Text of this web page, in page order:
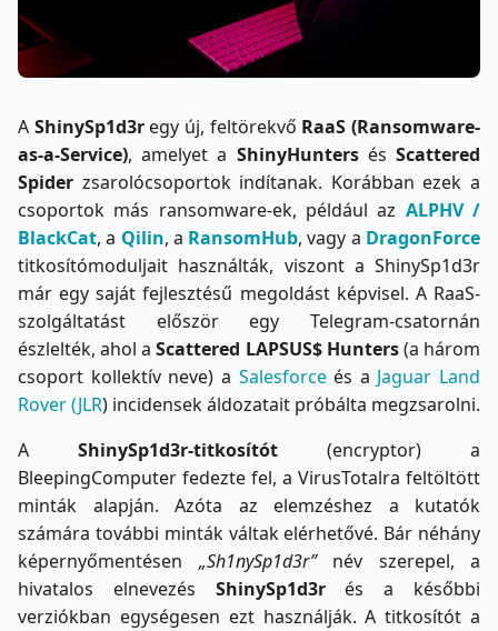
A ShinySp1d3regy új, feltörekvő RaaS (Ransomware-
as-a-Service), amelyet a ShinyHuntersésScattered
Spider zsarolócsoportok indítanak. Korábban ezek a
csoportok más ransomware-ek, például az ALPHV /
BlackCat, a Qilin, a RansomHub, vagy a DragonForce
titkosítómoduljait használták, viszont a ShinySp1d3r
már egy saját fejlesztésű megoldást képvisel. A RaaS-
szolgáltatást először egy Telegram-csatornán
észlelték, ahol aScattered LAPSUS$ Hunters(a három
csoport kollektív neve) a Salesforceés a Jaguar Land
Rover (JLR) incidensek áldozatait próbálta megzsarolni.
A ShinySp1d3r-titkosítót (encryptor) a
BleepingComputer fedezte fel, a VirusTotalra feltöltött
minták alapján. Azóta az elemzéshez a kutatók
számára további minták váltak elérhetővé. Bár néhány
képernyőmentésen „Sh1nySp1d3r”név szerepel, a
hivatalos elnevezés ShinySp1d3rés a későbbi
verziókban egységesen ezt használják. A titkosítót a